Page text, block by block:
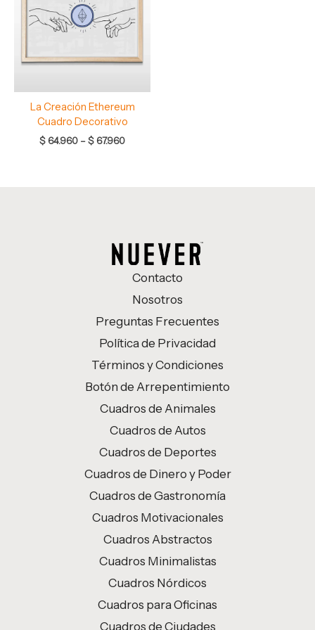
La Creación Ethereum
Cuadro Decorativo
$ 64.960 –$ 67.960
hasta
$ 67.960
Contacto
Nosotros
Preguntas Frecuentes
Política de Privacidad
Términos y Condiciones
Botón de Arrepentimiento
Cuadros de Animales
Cuadros de Autos
Cuadros de Deportes
Cuadros de Dinero y Poder
Cuadros de Gastronomía
Cuadros Motivacionales
Cuadros Abstractos
Cuadros Minimalistas
Cuadros Nórdicos
Cuadros para Oficinas
Cuadros de Ciudades